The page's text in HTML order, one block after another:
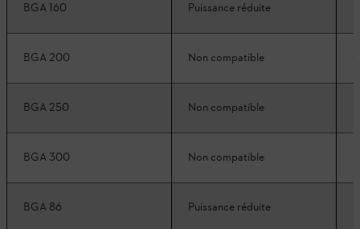
BGA 160 Puissance réduite
BGA 200 Non compatible
BGA 250 Non compatible
BGA 300 Non compatible
BGA 86 Puissance réduite